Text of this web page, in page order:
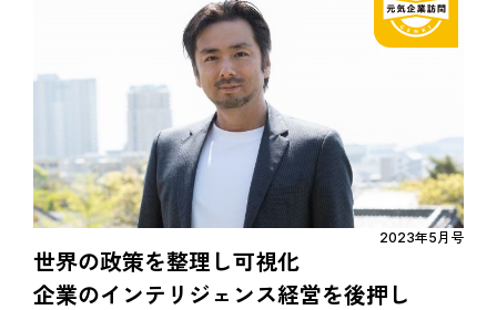
2023年5月号
世界の政策を整理し可視化
企業のインテリジェンス経営を後押し